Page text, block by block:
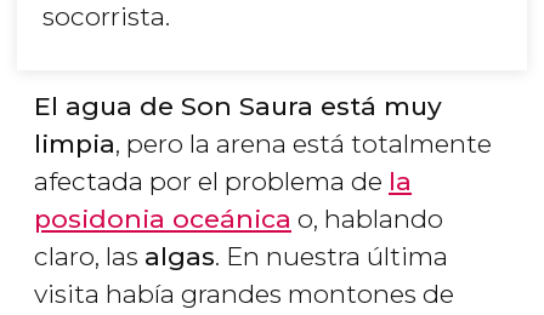
socorrista.
El agua de Son Saura está muy
limpia, pero la arena está totalmente
afectada por el problema de la
posidonia oceánica o, hablando
claro, las algas. En nuestra última
visita había grandes montones de